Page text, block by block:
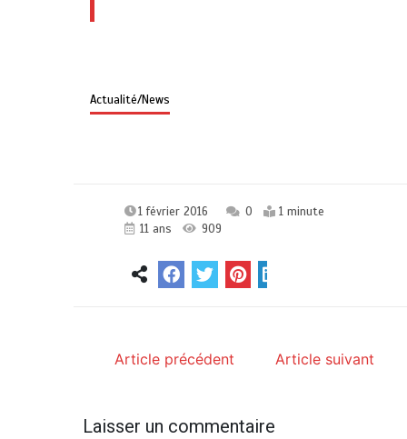
Actualité/News
1 février 2016 0
1 minute
11 ans
909
Article précédent Article suivant
Laisser un commentaire